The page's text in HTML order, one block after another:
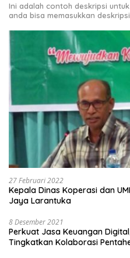
Ini adalah contoh deskripsi
anda bisa memasukkan
27 Februari 2022
Kepala Dinas Koperasi dan
Jaya Larantuka
8 Desember 2021
Perkuat Jasa Keuangan
Tingkatkan Kolaborasi